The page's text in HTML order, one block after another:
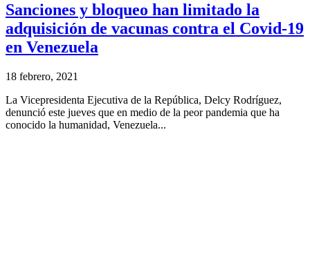
Sanciones y bloqueo han limitado la
adquisición de vacunas contra el Covid-19
en Venezuela
18 febrero, 2021
La Vicepresidenta Ejecutiva de la República, Delcy Rodríguez,
denunció este jueves que en medio de la peor pandemia que ha
conocido la humanidad, Venezuela...